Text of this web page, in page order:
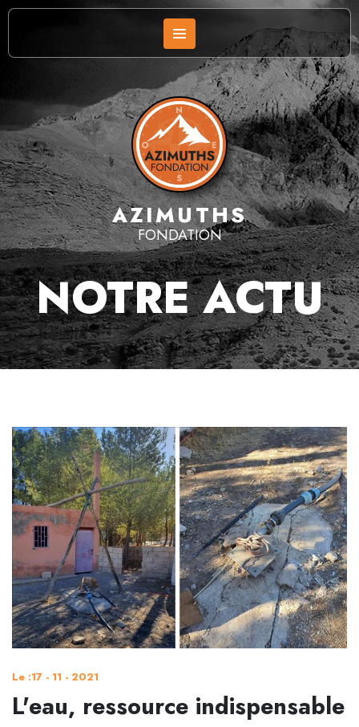
AZIMUTHS
FONDATION
NOTRE ACTU
Le :17 - 11 - 2021
L'eau, ressource indispensable